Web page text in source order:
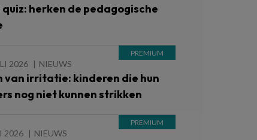
quiz: herken de pedagogische
2026 NIEUWS
van irritatie: kinderen die hun
nog niet kunnen strikken
2026 NIEUWS